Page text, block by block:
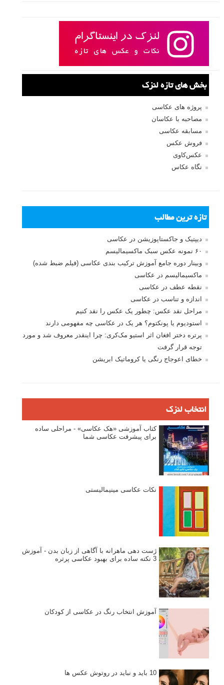
بخش های تازه لنزک
پروژه های عکاسی
مصاحبه با عکاسان
مسابقه عکاسی
فروش عکس
عکس‌کاوی
نگاه عکاس
تازه ترین مطالب
دیپتیک و جاکستا‌پوزیشن در عکاسی
۶۰ نمونه عکس سبک ماکسیمالیسم
وبینار دوره جامع آموزش ترکیب بندی عکاسی (فیلم ضبط شده)
ماکسیمالیسم در عکاسی
نقطه عطف در عکاسی
اندازه و تناسب در عکاسی
مراحل نقد عکس: چطور یک عکس را نقد کنیم
استودیوم یا پونکتوم؟ هر یک در عکاسی چه مفهومی دارند
پرتره دختر افغان اثر استیو مک‌کری: چرا اینقدر معروف شد و مورد
توجه قرار گرفت
خطای اعوجاج رنگی یا کروماتیک ابریشن
انتخاب لنزک
کتاب آموزشی «هک عکاسی» - مراحلی ساده
برای پیشرفت عکاسی شما
نکات عکاسی مینیمالیستی
ژست دهی ماهرانه با آگاهی از زبان بدن - آموزش
3 نکته ساده برای بهبود عکاسی پرتره
آموزش انتخاب رنگ در عکاسی از کودکان
10 باید و نباید در روتوش عکس ها